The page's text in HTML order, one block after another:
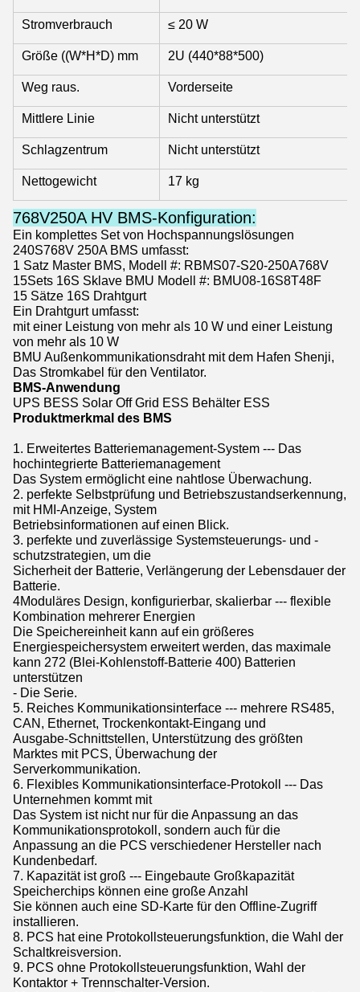
Stromverbrauch ≤ 20 W
Größe ((W*H*D) mm 2U (440*88*500)
Weg raus. Vorderseite
Mittlere Linie Nicht unterstützt
Schlagzentrum Nicht unterstützt
Nettogewicht 17 kg
768V250A HV BMS-Konfiguration:
Ein komplettes Set von Hochspannungslösungen
240S768V 250A BMS umfasst:
1 Satz Master BMS, Modell #: RBMS07-S20-250A768V
15Sets 16S Sklave BMU Modell #: BMU08-16S8T48F
15 Sätze 16S Drahtgurt
Ein Drahtgurt umfasst:
mit einer Leistung von mehr als 10 W und einer Leistung
von mehr als 10 W
BMU Außenkommunikationsdraht mit dem Hafen Shenji,
Das Stromkabel für den Ventilator.
BMS-Anwendung
UPS BESS Solar Off Grid ESS Behälter ESS
Produktmerkmal des BMS
1. Erweitertes Batteriemanagement-System --- Das
hochintegrierte Batteriemanagement
Das System ermöglicht eine nahtlose Überwachung.
2. perfekte Selbstprüfung und Betriebszustandserkennung,
mit HMI-Anzeige, System
Betriebsinformationen auf einen Blick.
3. perfekte und zuverlässige Systemsteuerungs- und -
schutzstrategien, um die
Sicherheit der Batterie, Verlängerung der Lebensdauer der
Batterie.
4Moduläres Design, konfigurierbar, skalierbar --- flexible
Kombination mehrerer Energien
Die Speichereinheit kann auf ein größeres
Energiespeichersystem erweitert werden, das maximale
kann 272 (Blei-Kohlenstoff-Batterie 400) Batterien
unterstützen
- Die Serie.
5. Reiches Kommunikationsinterface --- mehrere RS485,
CAN, Ethernet, Trockenkontakt-Eingang und
Ausgabe-Schnittstellen, Unterstützung des größten
Marktes mit PCS, Überwachung der
Serverkommunikation.
6. Flexibles Kommunikationsinterface-Protokoll --- Das
Unternehmen kommt mit
Das System ist nicht nur für die Anpassung an das
Kommunikationsprotokoll, sondern auch für die
Anpassung an die PCS verschiedener Hersteller nach
Kundenbedarf.
7. Kapazität ist groß --- Eingebaute Großkapazität
Speicherchips können eine große Anzahl
Sie können auch eine SD-Karte für den Offline-Zugriff
installieren.
8. PCS hat eine Protokollsteuerungsfunktion, die Wahl der
Schaltkreisversion.
9. PCS ohne Protokollsteuerungsfunktion, Wahl der
Kontaktor + Trennschalter-Version.